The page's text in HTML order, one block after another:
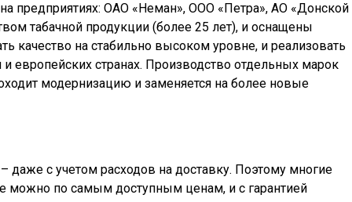
предприятиях: ОАО «Неман», ООО «Петра», АО «Донской
табачной продукции (более 25 лет), и оснащены
качество на стабильно высоком уровне, и реализовать
европейских странах. Производство отдельных марок
модернизацию и заменяется на более новые
даже с учетом расходов на доставку. Поэтому многие
можно по самым доступным ценам, и с гарантией